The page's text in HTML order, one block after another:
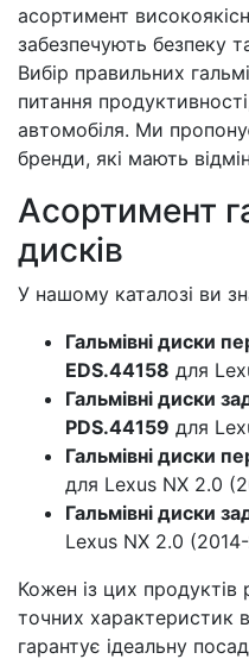
асортимент
забезпечують безпеку
Вибір правильних
питання
автомобіля. Ми
бренди, які мають
Асортимент
дисків
У нашому каталозі ви
Гальмівні диски
EDS.44158 для
Гальмівні диски
PDS.44159 для
Гальмівні диски
для Lexus NX 2.0
Гальмівні диски
Lexus NX 2.0
Кожен із цих
точних характеристик
гарантує ідеальну